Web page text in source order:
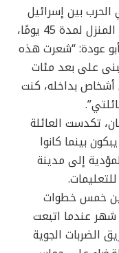
بين إسرائيل
وغزة عام 2014. وفي تلك المرة، غادر المنزل لمدة 45 يومًا،
عودة: “شعرت هذه
مبنى على بعد مئات
أشخاص بداخله، كنت
تكدست العائلة
بينما كانوا
إلى مدينة
خمس خطوات
عندما اتبعت
الضربات الجوية